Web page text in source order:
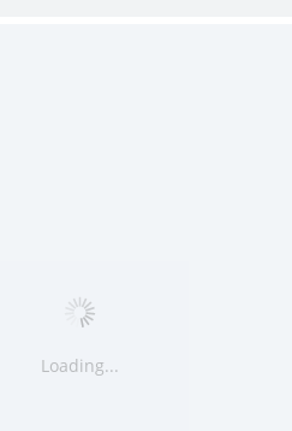
Loading...